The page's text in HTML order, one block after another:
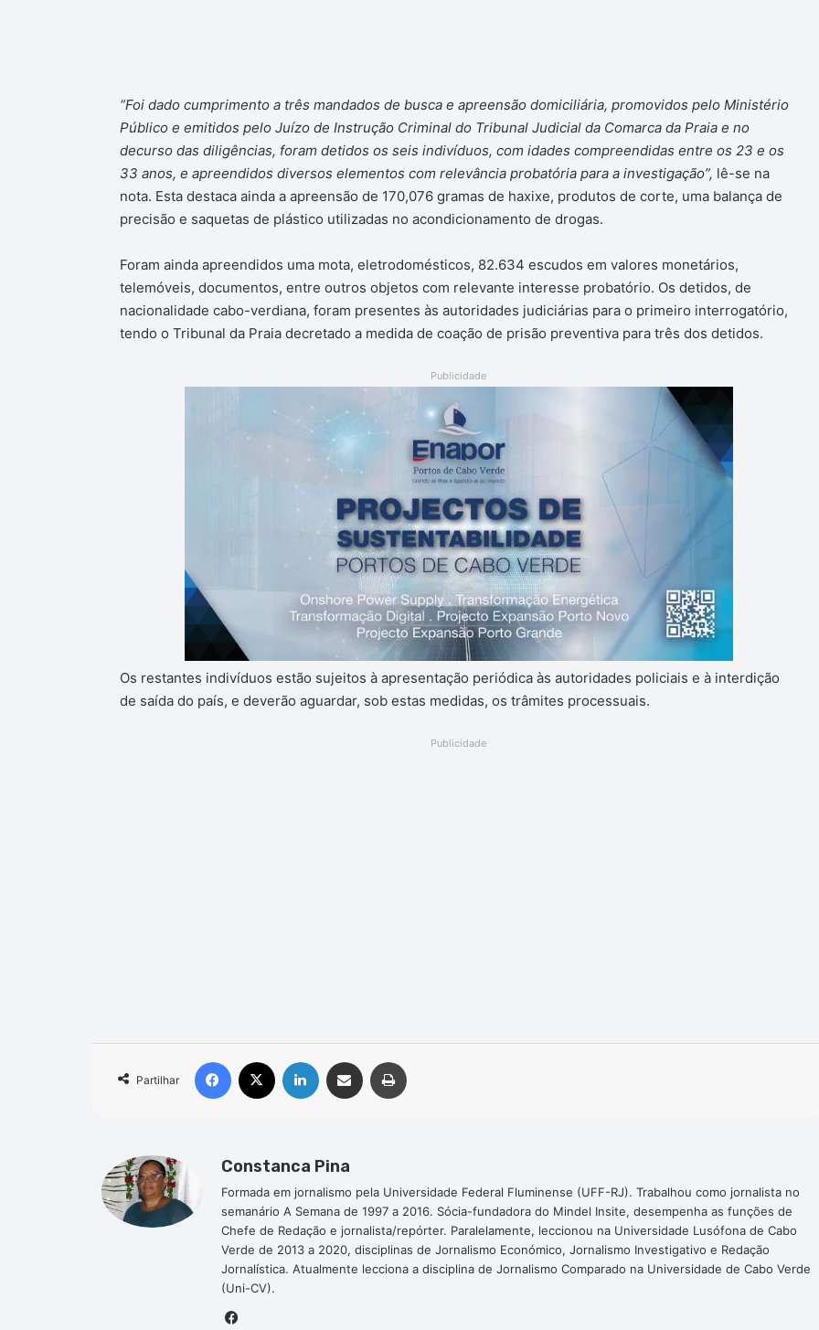
“Foi dado cumprimento a três mandados de busca e apreensão domiciliária, promovidos pelo Ministério
Público e emitidos pelo Juízo de Instrução Criminal do Tribunal Judicial da Comarca da Praia e no
decurso das diligências, foram detidos os seis indivíduos, com idades compreendidas entre os 23 e os
33 anos, e apreendidos diversos elementos com relevância probatória para a investigação”, lê-se na
nota. Esta destaca ainda a apreensão de 170,076 gramas de haxixe, produtos de corte, uma balança de
precisão e saquetas de plástico utilizadas no acondicionamento de drogas.
Foram ainda apreendidos uma mota, eletrodomésticos, 82.634 escudos em valores monetários,
telemóveis, documentos, entre outros objetos com relevante interesse probatório. Os detidos, de
nacionalidade cabo-verdiana, foram presentes às autoridades judiciárias para o primeiro interrogatório,
tendo o Tribunal da Praia decretado a medida de coação de prisão preventiva para três dos detidos.
Publicidade
Os restantes indivíduos estão sujeitos à apresentação periódica às autoridades policiais e à interdição
de saída do país, e deverão aguardar, sob estas medidas, os trâmites processuais.
Publicidade
Partilhar
Facebook Linkedin Compartilhar via e-mail
Constanca Pina
Formada em jornalismo pela Universidade Federal Fluminense (UFF-RJ). Trabalhou como jornalista no
semanário A Semana de 1997 a 2016. Sócia-fundadora do Mindel Insite, desempenha as funções de
Chefe de Redação e jornalista/repórter. Paralelamente, leccionou na Universidade Lusófona de Cabo
Verde de 2013 a 2020, disciplinas de Jornalismo Económico, Jornalismo Investigativo e Redação
Jornalística. Atualmente lecciona a disciplina de Jornalismo Comparado na Universidade de Cabo Verde
(Uni-CV).